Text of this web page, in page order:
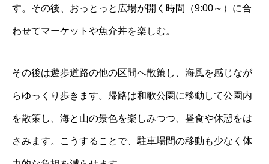
す。その後、おっとっと広場が開く時間（9:00～）に合
わせてマーケットや魚介丼を楽しむ。
その後は遊歩道路の他の区間へ散策し、海風を感じなが
らゆっくり歩きます。帰路は和歌公園に移動して公園内
を散策し、海と山の景色を楽しみつつ、昼食や休憩をは
さみます。こうすることで、駐車場間の移動も少なく体